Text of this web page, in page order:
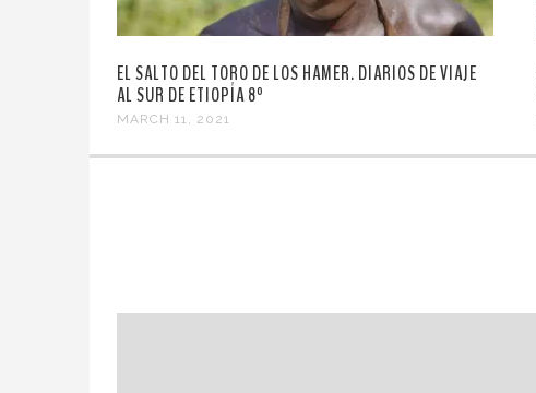
EL SALTO DEL TORO DE LOS HAMER. DIARIOS DE VIAJE
AL SUR DE ETIOPÍA 8º
MARCH 11, 2021